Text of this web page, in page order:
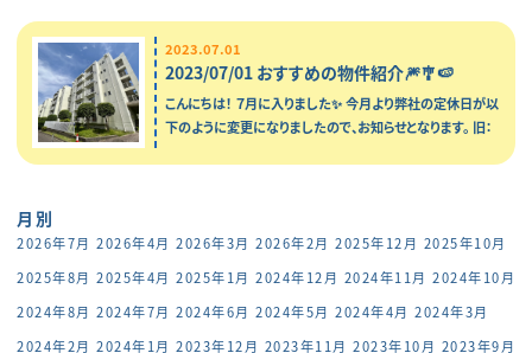
2023.07.01
2023/07/01 おすすめの物件紹介🎆🎐🍉
こんにちは！ ７月に入りました✨ 今月より弊社の定休日が以
下のように変更になりましたので、お知らせとなります。 旧：
月別
2026年7月 2026年4月 2026年3月 2026年2月 2025年12月 2025年10月
2025年8月 2025年4月 2025年1月 2024年12月 2024年11月 2024年10月
2024年8月 2024年7月 2024年6月 2024年5月 2024年4月 2024年3月
2024年2月 2024年1月 2023年12月 2023年11月 2023年10月 2023年9月